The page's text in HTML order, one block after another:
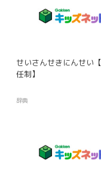
せいさんせきにんせい
任制】
辞典